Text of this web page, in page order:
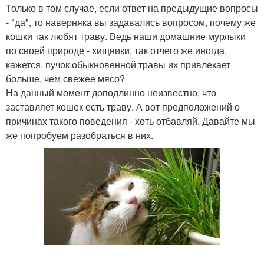
Только в том случае, если ответ на предыдущие вопросы
- "да", то наверняка вы задавались вопросом, почему же
кошки так любят траву. Ведь наши домашние мурлыки
по своей природе - хищники, так отчего же иногда,
кажется, пучок обыкновенной травы их привлекает
больше, чем свежее мясо?
На данный момент доподлинно неизвестно, что
заставляет кошек есть траву. А вот предположений о
причинах такого поведения - хоть отбавляй. Давайте мы
же попробуем разобраться в них.